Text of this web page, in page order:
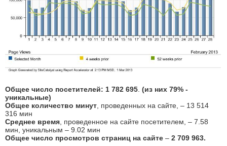
Общее число посетителей: 1 782 695 (из них 79% -
уникальные)
Общее количество минут , проведенных на сайте, – 13 514
316 мин
Среднее время , проведенное на сайте посетителем, – 7.58
мин, уникальным – 9.02 мин
Общее число просмотров страниц на сайте – 2 709 963.